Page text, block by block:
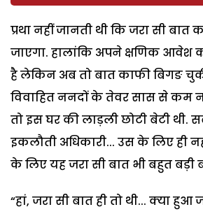
प्रथा नहीं जानती थी कि जरा सी
जाएगा. हालांकि अपने क्षणिक आवेश
है लेकिन अब तो बात काफी बिगङ
विवाहित ननदों के तेवर सास से कम
तो इस घर की लाड़ली छोटी बेटी थी.
इकलौती अधिकारी... उस के लिए ही
के लिए यह जरा सी बात भी बहुत बड़ी
“हां, जरा सी बात ही तो थी... क्या